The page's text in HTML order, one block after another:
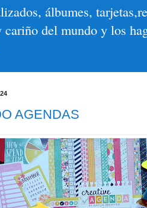
álbumes,
del mundo y los
AGENDAS